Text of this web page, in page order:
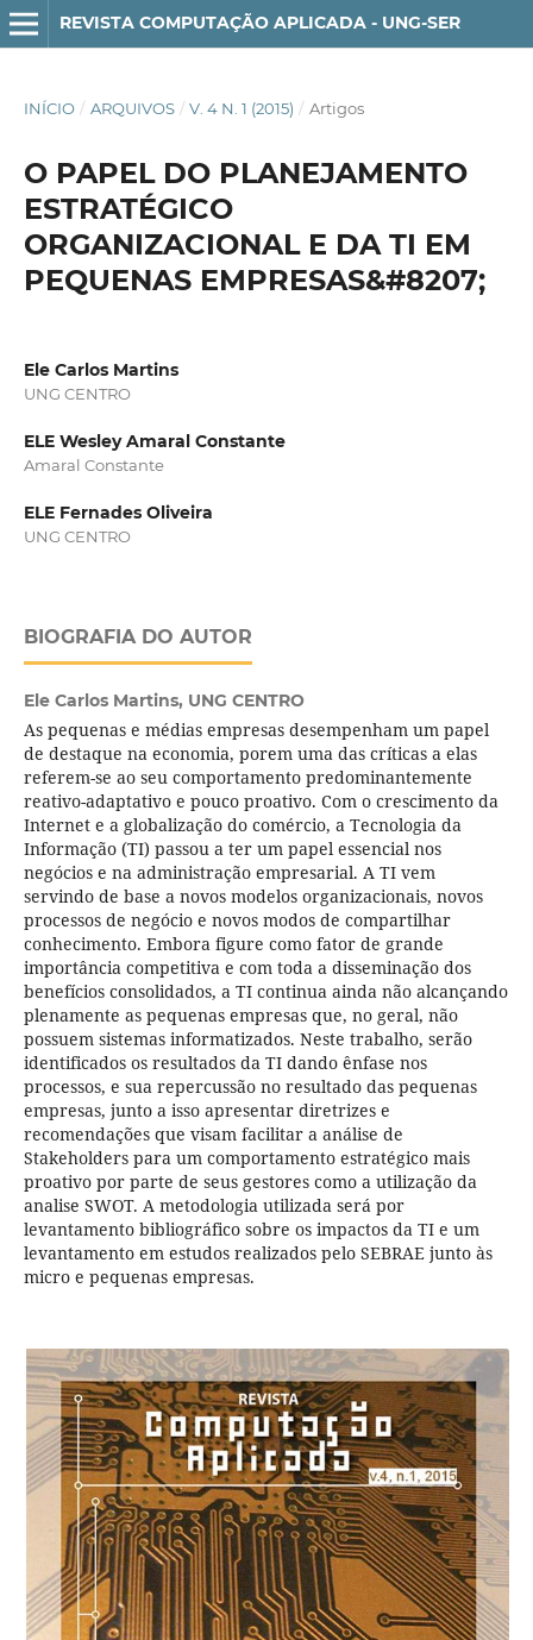
REVISTA COMPUTAÇÃO APLICADA - UNG-SER
INÍCIO / ARQUIVOS / V. 4 N. 1 (2015) / Artigos
O PAPEL DO PLANEJAMENTO
ESTRATÉGICO
ORGANIZACIONAL E DA TI EM
PEQUENAS EMPRESAS&#8207;
Ele Carlos Martins
UNG CENTRO
ELE Wesley Amaral Constante
Amaral Constante
ELE Fernades Oliveira
UNG CENTRO
BIOGRAFIA DO AUTOR
Ele Carlos Martins, UNG CENTRO
As pequenas e médias empresas desempenham um papel
de destaque na economia, porem uma das críticas a elas
referem-se ao seu comportamento predominantemente
reativo-adaptativo e pouco proativo. Com o crescimento da
Internet e a globalização do comércio, a Tecnologia da
Informação (TI) passou a ter um papel essencial nos
negócios e na administração empresarial. A TI vem
servindo de base a novos modelos organizacionais, novos
processos de negócio e novos modos de compartilhar
conhecimento. Embora figure como fator de grande
importância competitiva e com toda a disseminação dos
benefícios consolidados, a TI continua ainda não alcançando
plenamente as pequenas empresas que, no geral, não
possuem sistemas informatizados. Neste trabalho, serão
identificados os resultados da TI dando ênfase nos
processos, e sua repercussão no resultado das pequenas
empresas, junto a isso apresentar diretrizes e
recomendações que visam facilitar a análise de
Stakeholders para um comportamento estratégico mais
proativo por parte de seus gestores como a utilização da
analise SWOT. A metodologia utilizada será por
levantamento bibliográfico sobre os impactos da TI e um
levantamento em estudos realizados pelo SEBRAE junto às
micro e pequenas empresas.